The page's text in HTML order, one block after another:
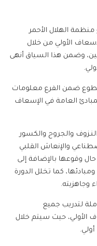
الهلال الأحمر
الأولي من خلال
وضمن هذا السياق أنهى
التدريب الذي استهدف 50 متطوع ضمن الفرع معلومات
العامة في الإسعاف
والجروح والكسور
والإنعاش القلبي
وقوعها بالإضافة إلى
كما تخلل الدورة
وجاهزيته.
لتدريب جميع
الأولي، حيث سيتم خلال